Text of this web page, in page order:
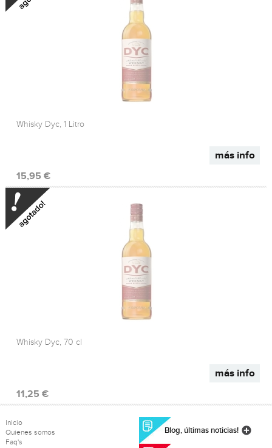
más info
Whisky Dyc, 1 Litro
15,95 €
más info
Whisky Dyc, 70 cl
11,25 €
Inicio
Quienes somos
Faq's
Blog, últimas noticias!